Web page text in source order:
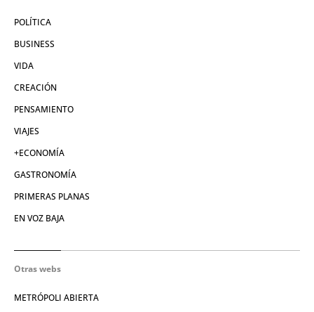
POLÍTICA
BUSINESS
VIDA
CREACIÓN
PENSAMIENTO
VIAJES
+ECONOMÍA
GASTRONOMÍA
PRIMERAS PLANAS
EN VOZ BAJA
Otras webs
METRÓPOLI ABIERTA